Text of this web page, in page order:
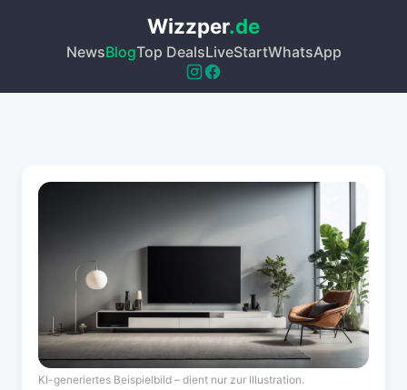
Wizzper.de
NewsBlogTop DealsLiveStartWhatsApp
KI-generiertes Beispielbild – dient nur zur Illustration.